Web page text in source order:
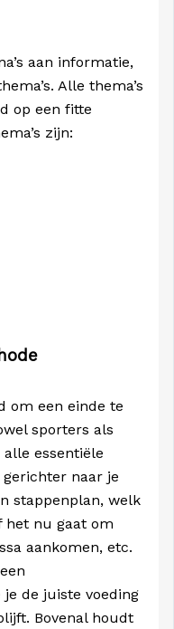
aan informatie,
Alle thema’s
op een fitte
zijn:
om een einde te
sporters als
essentiële
naar je
stappenplan, welk
het nu gaat om
aankomen, etc.
de juiste voeding
Bovenal houdt